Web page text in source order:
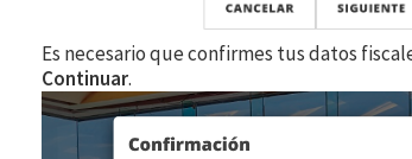
Es necesario que confirmes tus datos
Continuar.